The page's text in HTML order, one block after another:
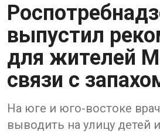
выпустил
для жителей
связи с
На юге и юго-востоке
выводить на улицу детей